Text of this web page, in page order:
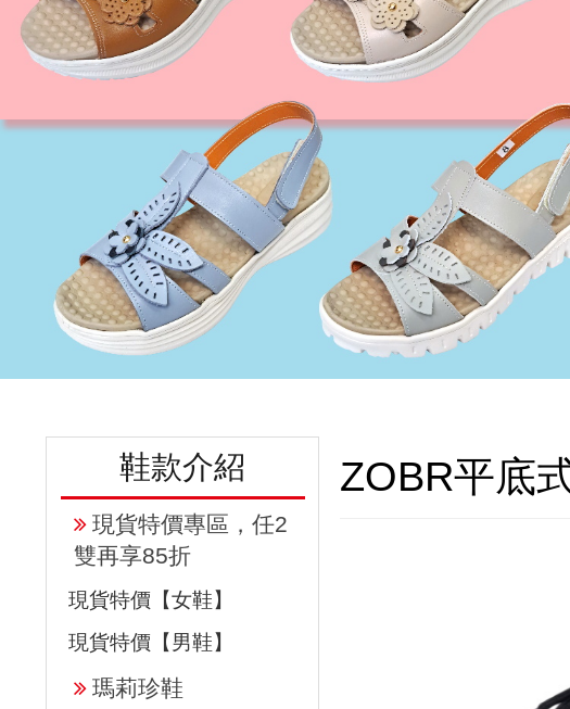
鞋款介紹
現貨特價專區，任2
雙再享85折
現貨特價【女鞋】
現貨特價【男鞋】
瑪莉珍鞋
ZOBR平底